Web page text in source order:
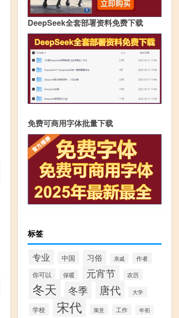
DeepSeek全套部署资料免费下载
免费可商用字体批量下载
标签
专业 中国 习俗 亲戚 作者
你可以 保暖 元宵节 农历
冬天 冬季 唐代 大学
学校 宋代 寓意 工作 年初